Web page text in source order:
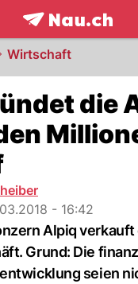
frontpage.
Wirtschaft
die
- 16:42
Alpiq verkauft
Grund: Die
seien